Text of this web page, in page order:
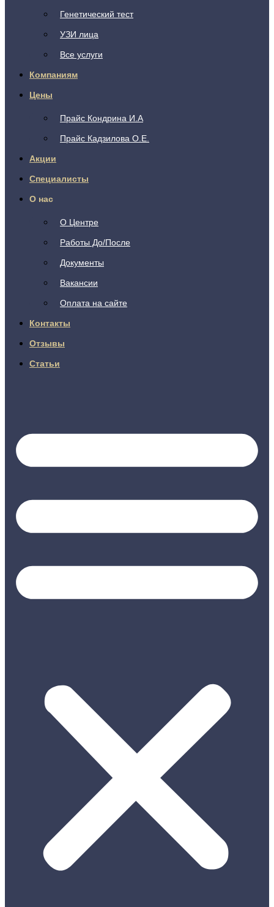
Генетический тест
УЗИ лица
Все услуги
Компаниям
Цены
Прайс Кондрина И.А
Прайс Кадзилова О.Е.
Акции
Специалисты
О нас
О Центре
Работы До/После
Документы
Вакансии
Оплата на сайте
Контакты
Отзывы
Статьи